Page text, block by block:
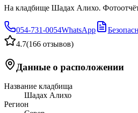
На кладбище Шадах Алихо.
054-731-0054WhatsApp
4.7(166 отзывов)
Данные о расположении
Название кладбища
Шадах Алихо
Регион